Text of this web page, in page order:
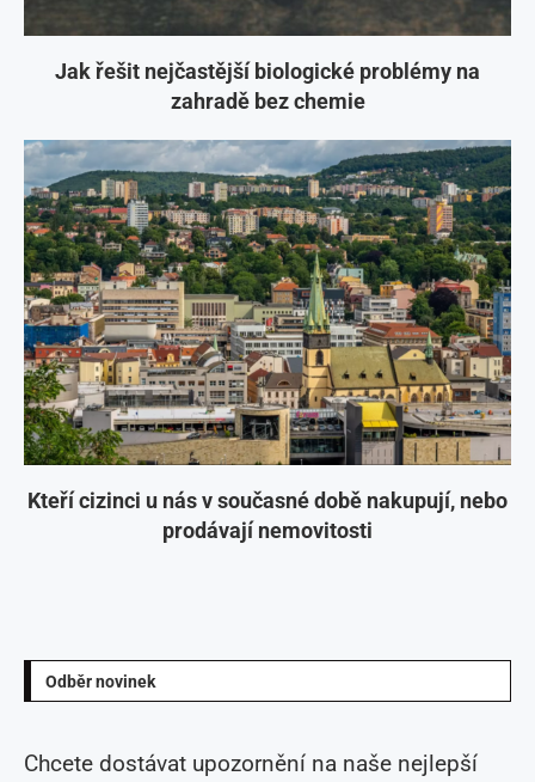
Jak řešit nejčastější biologické problémy na
zahradě bez chemie
Kteří cizinci u nás v současné době nakupují, nebo
prodávají nemovitosti
Odběr novinek
Chcete dostávat upozornění na naše nejlepší